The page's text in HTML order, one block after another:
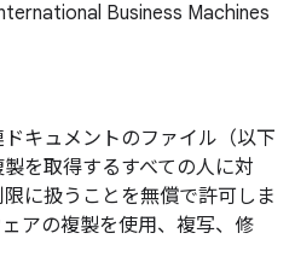
Business Machines
キュメントのファイル（以下
製を取得するすべての人に対
に扱うことを無償で許可しま
アの複製を使用、複写、修